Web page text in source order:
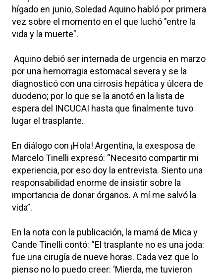
hígado en junio, Soledad Aquino habló por primera
vez sobre el momento en el que luchó "entre la
vida y la muerte".
Aquino debió ser internada de urgencia en marzo
por una hemorragia estomacal severa y se la
diagnosticó con una cirrosis hepática y úlcera de
duodeno; por lo que se la anotó en la lista de
espera del INCUCAI hasta que finalmente tuvo
lugar el trasplante.
En diálogo con ¡Hola! Argentina, la exesposa de
Marcelo Tinelli expresó: “Necesito compartir mi
experiencia, por eso doy la entrevista. Siento una
responsabilidad enorme de insistir sobre la
importancia de donar órganos. A mí me salvó la
vida”.
En la nota con la publicación, la mamá de Mica y
Cande Tinelli contó: “El trasplante no es una joda:
fue una cirugía de nueve horas. Cada vez que lo
pienso no lo puedo creer: ‘Mierda, me tuvieron